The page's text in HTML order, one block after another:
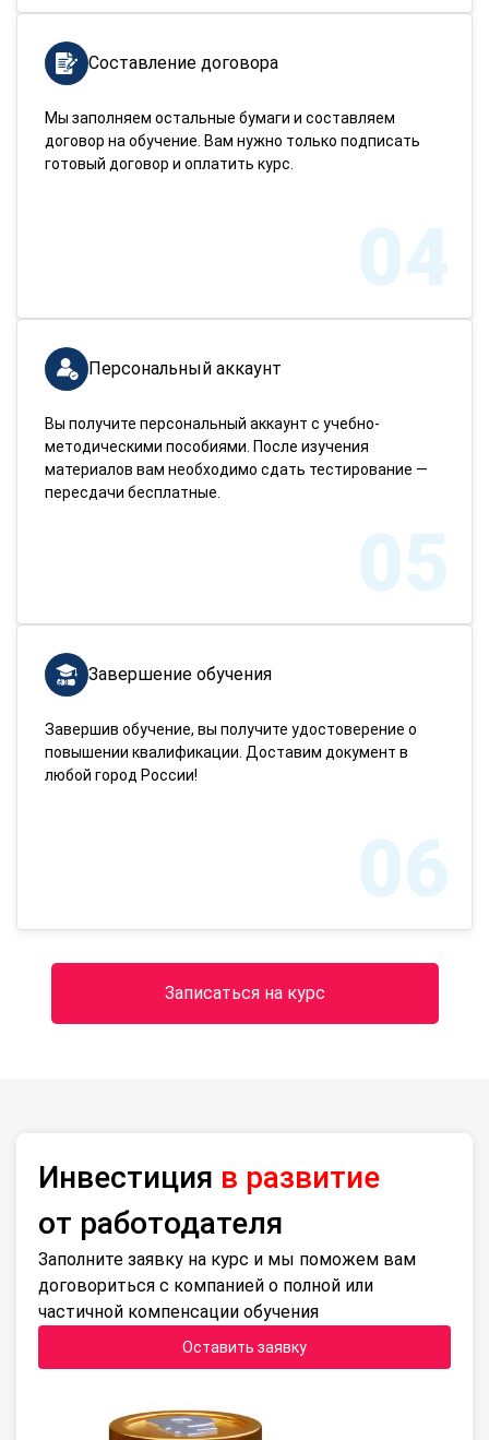
Составление договора
Мы заполняем остальные бумаги и составляем
договор на обучение. Вам нужно только подписать
готовый договор и оплатить курс.
04
Персональный аккаунт
Вы получите персональный аккаунт с учебно-
методическими пособиями. После изучения
материалов вам необходимо сдать тестирование —
пересдачи бесплатные.
05
Завершение обучения
Завершив обучение, вы получите удостоверение о
повышении квалификации. Доставим документ в
любой город России!
06
Записаться на курс
Инвестиция в развитие
от работодателя
Заполните заявку на курс и мы поможем вам
договориться с компанией о полной или
частичной компенсации обучения
Оставить заявку